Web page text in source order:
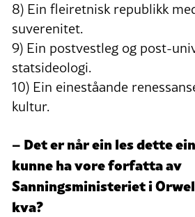
8) Ein fleiretnisk republikk
suverenitet.
9) Ein postvestleg og post-
statsideologi.
10) Ein eineståande
kultur.
– Det er når ein les dette
kunne ha vore forfatta av
Sanningsministeriet i
kva?